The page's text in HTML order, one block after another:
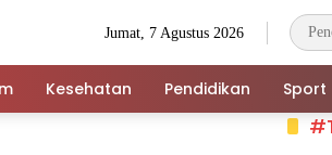
Jumat, 7 Agustus 2026
Kesehatan Pendidikan Sport